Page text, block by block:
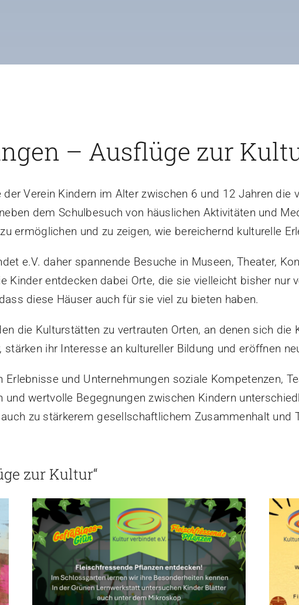
– Ausflüge zur
Verein Kindern im Alter zwischen 6 und 12 Jahren die
dem Schulbesuch von häuslichen Aktivitäten und
ermöglichen und zu zeigen, wie bereichernd kulturelle
e.V. daher spannende Besuche in Museen, Theater,
Kinder entdecken dabei Orte, die sie vielleicht bisher nur
diese Häuser auch für sie viel zu bieten haben.
die Kulturstätten zu vertrauten Orten, an denen sich
ihr Interesse an kultureller Bildung und eröffnen
und Unternehmungen soziale Kompetenzen,
wertvolle Begegnungen zwischen Kindern
zu stärkerem gesellschaftlichem Zusammenhalt und
zur Kultur“